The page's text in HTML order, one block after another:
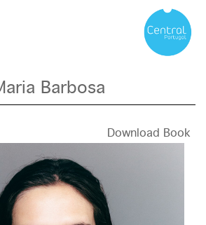
Barbosa
Download Book